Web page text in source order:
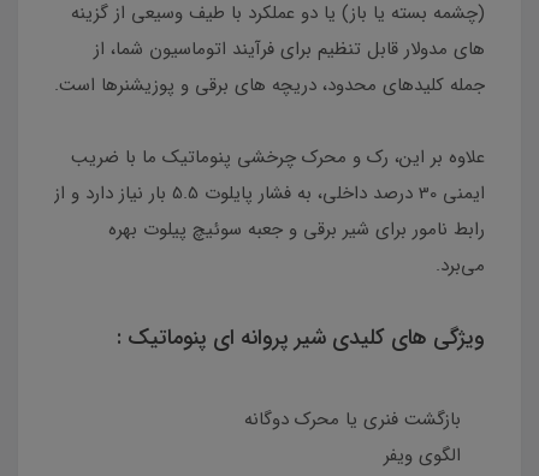
(چشمه بسته یا باز) یا دو عملکرد با طیف وسیعی از گزینه
های مدولار قابل تنظیم برای فرآیند اتوماسیون شما، از
جمله کلیدهای محدود، دریچه های برقی و پوزیشنرها است.
علاوه بر این، رک و محرک چرخشی پنوماتیک ما با ضریب
ایمنی 30 درصد داخلی، به فشار پایلوت 5.5 بار نیاز دارد و از
رابط نامور برای شیر برقی و جعبه سوئیچ پیلوت بهره
می‌برد.
ویژگی های کلیدی شیر پروانه ای پنوماتیک :
بازگشت فنری یا محرک دوگانه
الگوی ویفر